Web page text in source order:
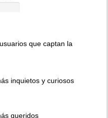
que captan la
inquietos y curiosos
queridos